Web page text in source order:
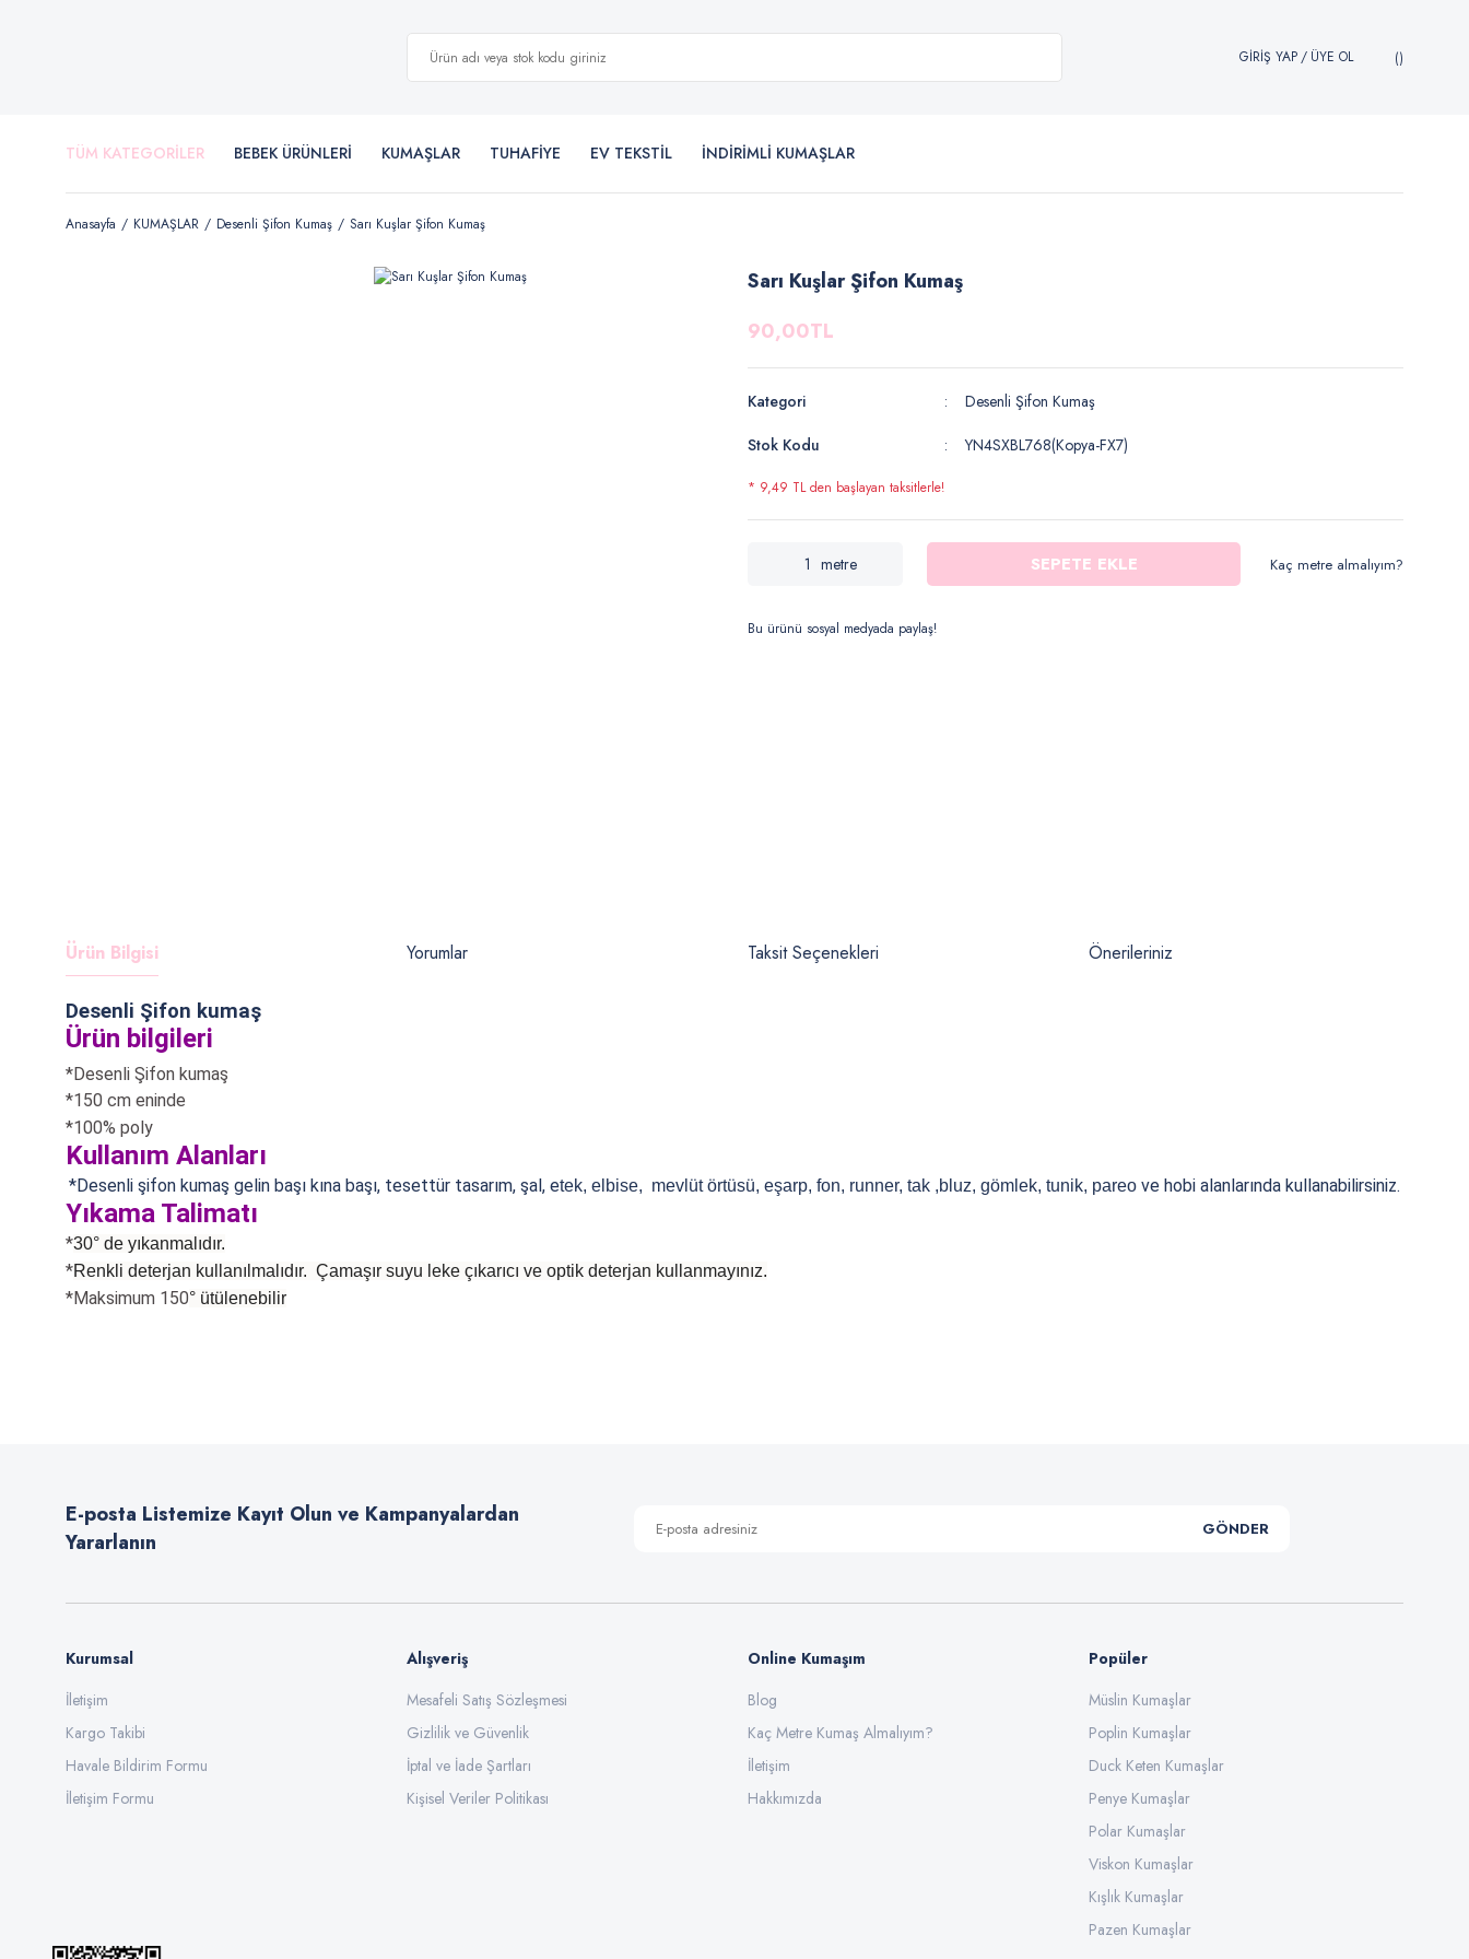
GİRİŞ YAP/ ÜYE OL
TÜM KATEGORİLER BEBEK ÜRÜNLERİ KUMAŞLAR TUHAFİYE EV TEKSTİL İNDİRİMLİ KUMAŞLAR
Anasayfa KUMAŞLAR Desenli Şifon Kumaş Sarı Kuşlar Şifon Kumaş
Sarı Kuşlar Şifon Kumaş
90,00TL
Kategori
Desenli Şifon Kumaş
Stok Kodu
YN4SXBL768(Kopya-FX7)
* 9,49 TL den başlayan taksitlerle!
metre SEPETE EKLE Kaç metre almalıyım?
Bu ürünü sosyal medyada paylaş!
Ürün Bilgisi Yorumlar Taksit Seçenekleri Önerileriniz
Desenli Şifon kumaş
Ürün bilgileri
*Desenli Şifon kumaş
*150 cm eninde
*100% poly
Kullanım Alanları
*Desenli şifon kumaş gelin başı kına başı, tesettür tasarım, şal, etek, elbise, mevlüt örtüsü, eşarp, fon, runner, tak ,bluz, gömlek, tunik, pareo ve hobi alanlarında kullanabilirsiniz.
Yıkama Talimatı
*30° de yıkanmalıdır.
*Renkli deterjan kullanılmalıdır. Çamaşır suyu leke çıkarıcı ve optik deterjan kullanmayınız.
*Maksimum 150° ütülenebilir
Ürün bilgilerinde hatalar bulunuyor.
Ürün fiyatı diğer sitelerden daha pahalı.
Gönder
E-posta Listemize Kayıt Olun ve Kampanyalardan
Yararlanın
GÖNDER
Kurumsal
İletişim
Kargo Takibi
Havale Bildirim Formu
İletişim Formu
Alışveriş
Mesafeli Satış Sözleşmesi
Gizlilik ve Güvenlik
İptal ve İade Şartları
Kişisel Veriler Politikası
Online Kumaşım
Blog
Kaç Metre Kumaş Almalıyım?
İletişim
Hakkımızda
Popüler
Müslin Kumaşlar
Poplin Kumaşlar
Duck Keten Kumaşlar
Penye Kumaşlar
Polar Kumaşlar
Viskon Kumaşlar
Kışlık Kumaşlar
Pazen Kumaşlar